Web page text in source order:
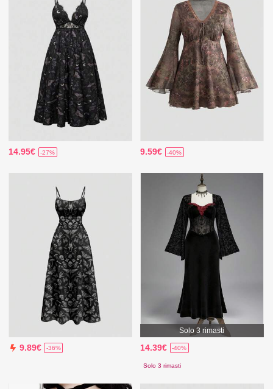
14.95€ -27% 9.59€ -40%
9.89€ -36%
Solo 3 rimasti
14.39€ -40%
Solo 3 rimasti